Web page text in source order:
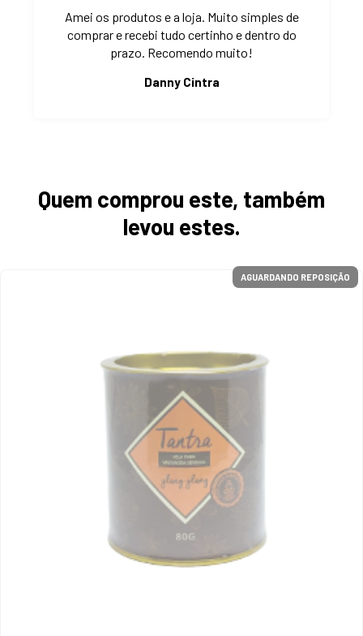
Amei os produtos e a loja. Muito simples de
comprar e recebi tudo certinho e dentro do
prazo. Recomendo muito!
Danny Cintra
Quem comprou este, também
levou estes.
AGUARDANDO REPOSIÇÃO